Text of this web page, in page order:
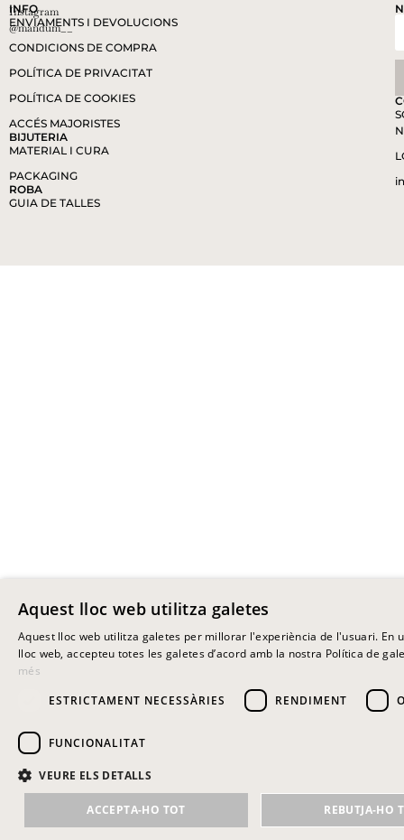
Instagram
@mandum__
INFO
ENVIAMENTS I DEVOLUCIONS
CONDICIONS DE COMPRA
POLÍTICA DE PRIVACITAT
POLÍTICA DE COOKIES
ACCÉS MAJORISTES
BIJUTERIA
MATERIAL I CURA
PACKAGING
ROBA
GUIA DE TALLES
Aquest lloc web utilitza galetes
Aquest lloc web utilitza galetes per millorar l'experiència de l'usuari. En
lloc web, accepteu totes les galetes d’acord amb la nostra Política de
més
ESTRICTAMENT NECESSÀRIES
RENDIMENT
FUNCIONALITAT
VEURE ELS DETALLS
ACCEPTA-HO TOT REBUTJA-HO